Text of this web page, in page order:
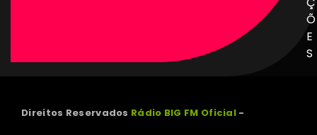
Õ
E
S
Direitos Reservados Rádio BIG FM Oficial -